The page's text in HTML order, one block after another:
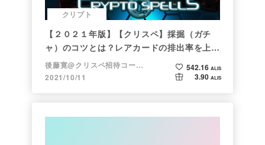
クリプト
【２０２１年版】【クリスペ】採掘（ガチ
ャ）のコツとは？レアカードの排出率を上げ
る方法【初心者向け】
後藤寛@クリスペ招待コード→LHiH
2021/10/11
542.16 ALIS
3.90 ALIS